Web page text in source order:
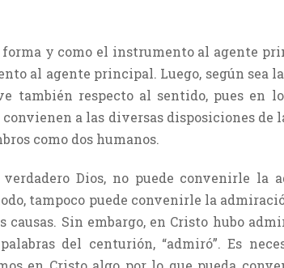
y como el instrumento al agente
al agente principal. Luego, según sea
también respecto al sentido, pues en
a las diversas disposiciones de
como dos humanos.
Dios, no puede convenirle la
tampoco puede convenirle la
Sin embargo, en Cristo hubo
del centurión, “admiró”. Es